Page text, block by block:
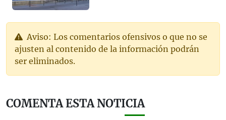
Aviso: Los comentarios ofensivos o que no se
ajusten al contenido de la información podrán
ser eliminados.
COMENTA ESTA NOTICIA